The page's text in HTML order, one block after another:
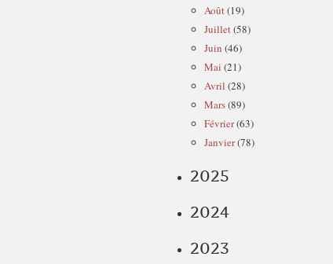
Août(19)
Juillet(58)
Juin (46)
Mai (21)
Avril (28)
Mars(89)
Février(63)
Janvier(78)
2025
2024
2023